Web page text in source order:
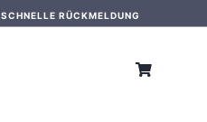
SCHNELLE RÜCKMELDUNG